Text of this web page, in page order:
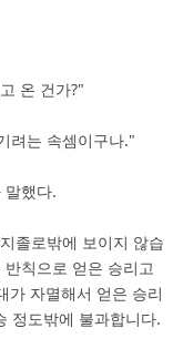
온 건가?"
려는 속셈이구나."
말했다.
졸로밖에 보이지 않습
칙으로 얻은 승리고
가 자멸해서 얻은 승리
정도밖에 불과합니다.